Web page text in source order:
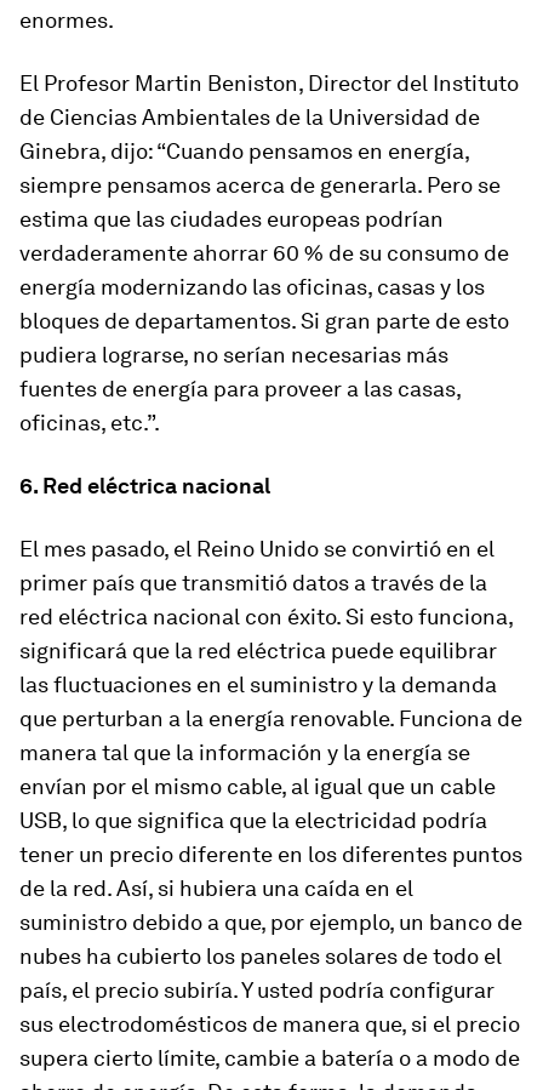
enormes.
El Profesor Martin Beniston, Director del Instituto
de Ciencias Ambientales de la Universidad de
Ginebra, dijo: “Cuando pensamos en energía,
siempre pensamos acerca de generarla. Pero se
estima que las ciudades europeas podrían
verdaderamente ahorrar 60 % de su consumo de
energía modernizando las oficinas, casas y los
bloques de departamentos. Si gran parte de esto
pudiera lograrse, no serían necesarias más
fuentes de energía para proveer a las casas,
oficinas, etc.”.
6. Red eléctrica nacional
El mes pasado, el Reino Unido se convirtió en el
primer país que transmitió datos a través de la
red eléctrica nacional con éxito. Si esto funciona,
significará que la red eléctrica puede equilibrar
las fluctuaciones en el suministro y la demanda
que perturban a la energía renovable. Funciona de
manera tal que la información y la energía se
envían por el mismo cable, al igual que un cable
USB, lo que significa que la electricidad podría
tener un precio diferente en los diferentes puntos
de la red. Así, si hubiera una caída en el
suministro debido a que, por ejemplo, un banco de
nubes ha cubierto los paneles solares de todo el
país, el precio subiría. Y usted podría configurar
sus electrodomésticos de manera que, si el precio
supera cierto límite, cambie a batería o a modo de